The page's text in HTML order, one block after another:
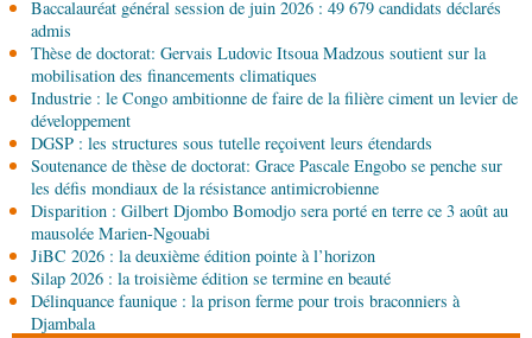
Brazzaville
06-08-2026 09:30
PolitiqueAssemblée nationale: la Commission
Ecofin s’imprègne des réalités du CHU-B
06-08-2026 08:45
PolitiqueVie des institutions : Pierre Ngolo et
Pierre Oba jettent les bases d’une collaboration
fructueuse
06-08-2026 08:30
Afrique-MondeCentrafrique : les sanctions de
l'ONU cachent la guerre silencieuse pour le
contrôle des ressources
Baccalauréat général session de juin 2026 : 49 679 candidats déclarés
admis
Thèse de doctorat: Gervais Ludovic Itsoua Madzous soutient sur la
mobilisation des financements climatiques
Industrie : le Congo ambitionne de faire de la filière ciment un levier de
développement
DGSP : les structures sous tutelle reçoivent leurs étendards
Soutenance de thèse de doctorat: Grace Pascale Engobo se penche sur
les défis mondiaux de la résistance antimicrobienne
Disparition : Gilbert Djombo Bomodjo sera porté en terre ce 3 août au
mausolée Marien-Ngouabi
JiBC 2026 : la deuxième édition pointe à l’horizon
Silap 2026 : la troisième édition se termine en beauté
Délinquance faunique : la prison ferme pour trois braconniers à
Djambala